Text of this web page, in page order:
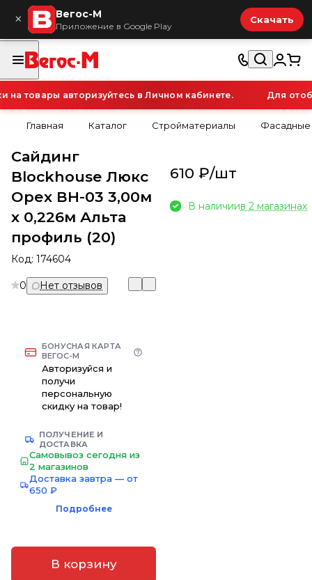
× Вегос-М
Приложение в Google Play
Скачать
товары авторизуйтесь в Личном кабинете. Для
Главная Каталог Стройматериалы Фасадные
Сайдинг
Blockhouse Люкс
Орех ВН-03 3,00м
х 0,226м Альта
профиль (20)
Код: 174604
0 Нет отзывов
БОНУСНАЯ КАРТА
ВЕГОС-М
Авторизуйся и
получи
персональную
скидку на товар!
ПОЛУЧЕНИЕ И
ДОСТАВКА
Самовывоз сегодня из
2 магазинов
Доставка завтра — от
650 ₽
Подробнее
В корзину
610 ₽/шт
В наличиив 2 магазинах